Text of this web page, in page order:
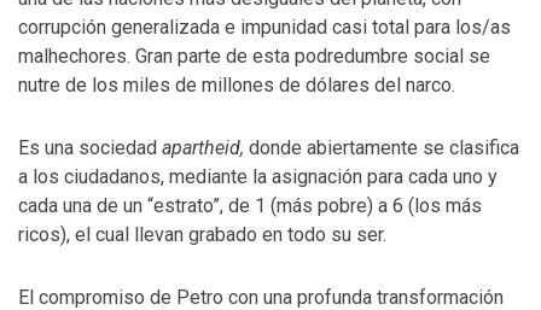
corrupción generalizada e impunidad casi total para los/as
malhechores. Gran parte de esta podredumbre social se
nutre de los miles de millones de dólares del narco.
Es una sociedad apartheid, donde abiertamente se clasifica
a los ciudadanos, mediante la asignación para cada uno y
cada una de un “estrato”, de 1 (más pobre) a 6 (los más
ricos), el cual llevan grabado en todo su ser.
El compromiso de Petro con una profunda transformación